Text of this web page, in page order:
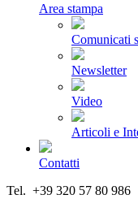
Area stampa
Comunicati
Newsletter
Video
Articoli e
Contatti
Tel. +39 320 57 80 986